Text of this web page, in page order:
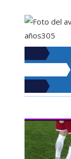
años305